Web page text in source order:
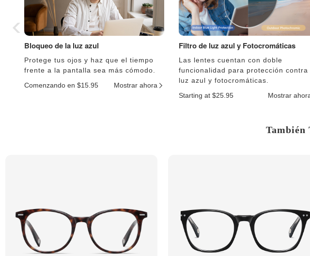
Bloqueo de la luz azul
Protege tus ojos y haz que el tiempo
frente a la pantalla sea más cómodo.
Comenzando en $15.95
Mostrar ahora
Filtro de luz azul y Fotocromáticas
Las lentes cuentan con doble
funcionalidad para protección contra
luz azul y fotocromáticas.
Starting at $25.95
Mostrar
También